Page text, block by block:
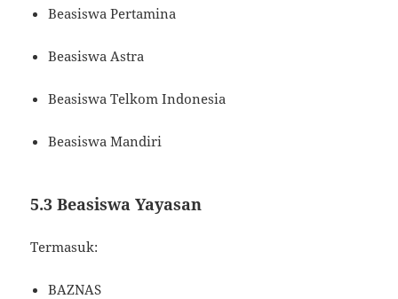
Beasiswa Pertamina
Beasiswa Astra
Beasiswa Telkom Indonesia
Beasiswa Mandiri
5.3 Beasiswa Yayasan
Termasuk:
BAZNAS